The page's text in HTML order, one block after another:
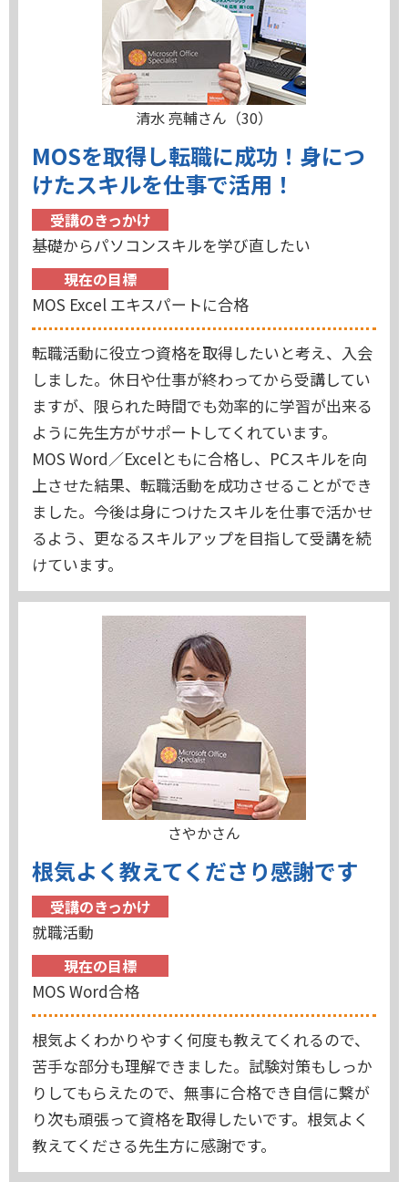
清水 亮輔さん（30）
MOSを取得し転職に成功！身につ
けたスキルを仕事で活用！
受講のきっかけ
基礎からパソコンスキルを学び直したい
現在の目標
MOS Excel エキスパートに合格
転職活動に役立つ資格を取得したいと考え、入会
しました。休日や仕事が終わってから受講してい
ますが、限られた時間でも効率的に学習が出来る
ように先生方がサポートしてくれています。
MOS Word／Excelともに合格し、PCスキルを向
上させた結果、転職活動を成功させることができ
ました。今後は身につけたスキルを仕事で活かせ
るよう、更なるスキルアップを目指して受講を続
けています。
さやかさん
根気よく教えてくださり感謝です
受講のきっかけ
就職活動
現在の目標
MOS Word合格
根気よくわかりやすく何度も教えてくれるので、
苦手な部分も理解できました。試験対策もしっか
りしてもらえたので、無事に合格でき自信に繋が
り次も頑張って資格を取得したいです。根気よく
教えてくださる先生方に感謝です。